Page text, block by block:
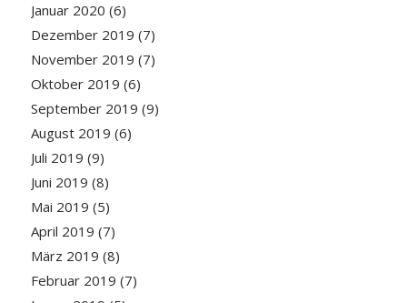
Januar 2020 (6)
Dezember 2019 (7)
November 2019 (7)
Oktober 2019 (6)
September 2019 (9)
August 2019 (6)
Juli 2019 (9)
Juni 2019 (8)
Mai 2019 (5)
April 2019 (7)
März 2019 (8)
Februar 2019 (7)